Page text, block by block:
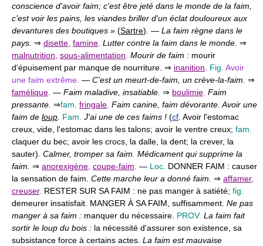
conscience d'avoir faim; c'est être jeté dans le monde de la faim,
c'est voir les pains, les viandes briller d'un éclat douloureux aux
devantures des boutiques » (Sartre) — La faim règne dans le
pays. ⇒ disette famine Lutter contre la faim dans le monde. ⇒
malnutrition sous-alimentation Mourir de faim : mourir
d'épuisement par manque de nourriture. ⇒ inanition Fig. Avoir
une faim extrême. — C'est un meurt-de-faim, un crève-la-faim. ⇒
famélique — Faim maladive, insatiable. ⇒ boulimie Faim
pressante. ⇒fam. fringale Faim canine, faim dévorante. Avoir une
faim de loup Fam. J'ai une de ces faims ! (cf . Avoir l'estomac
creux, vide, l'estomac dans les talons; avoir le ventre creux; fam.
claquer du bec; avoir les crocs, la dalle, la dent; la crever, la
sauter) . Calmer, tromper sa faim. Médicament qui supprime la
faim. ⇒ anorexigène coupe-faim — Loc. DONNER FAIM : causer
la sensation de faim. Cette marche leur a donné faim. ⇒ affamer,
creuser. RESTER SUR SA FAIM : ne pas manger à satiété; fig.
demeurer insatisfait. MANGER À SA FAIM, suffisamment. Ne pas
manger à sa faim : manquer du nécessaire. PROV. La faim fait
sortir le loup du bois : la nécessité d'assurer son existence, sa
subsistance force à certains actes. La faim est mauvaise